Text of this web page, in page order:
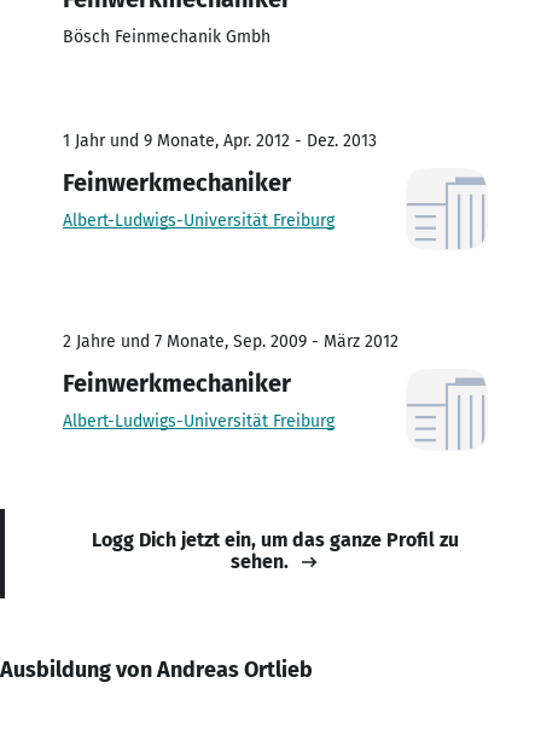
Bösch Feinmechanik Gmbh
1 Jahr und 9 Monate, Apr. 2012 - Dez. 2013
Feinwerkmechaniker
Albert-Ludwigs-Universität Freiburg
2 Jahre und 7 Monate, Sep. 2009 - März 2012
Feinwerkmechaniker
Albert-Ludwigs-Universität Freiburg
Logg Dich jetzt ein, um das ganze Profil zu
sehen.
Ausbildung von Andreas Ortlieb